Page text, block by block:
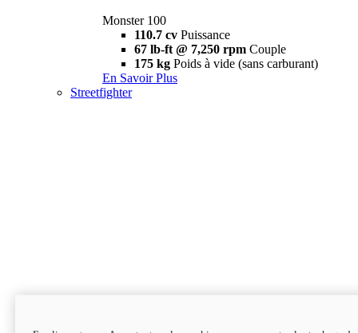
Monster 100
110.7 cv Puissance
67 lb-ft @ 7,250 rpm Couple
175 kg Poids à vide (sans carburant)
En Savoir Plus
Streetfighter